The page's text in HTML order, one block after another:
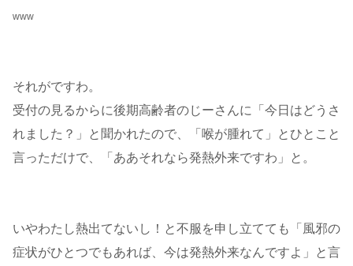
www
それがですわ。
受付の見るからに後期高齢者のじーさんに「今日はどうさ
れました？」と聞かれたので、「喉が腫れて」とひとこと
言っただけで、「ああそれなら発熱外来ですわ」と。
いやわたし熱出てないし！と不服を申し立てても「風邪の
症状がひとつでもあれば、今は発熱外来なんですよ」と言